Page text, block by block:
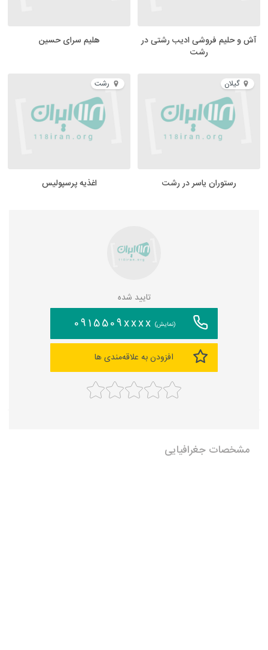
آش و حلیم فروشی ادیب رشتی در
رشت
هلیم سرای حسین
گیلان
رستوران یاسر در رشت
رشت
اغذیه پرسپولیس
تایید شده
(نمایش) 0915509xxxx
افزودن به علاقه‌مندی ها
مشخصات جغرافیایی